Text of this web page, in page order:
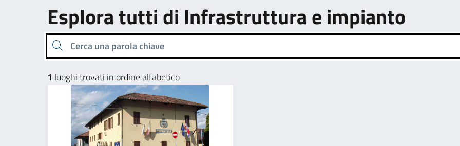
Esplora tutti di Infrastruttura e impianto
Cerca una parola chiave
1 luoghi trovati in ordine alfabetico